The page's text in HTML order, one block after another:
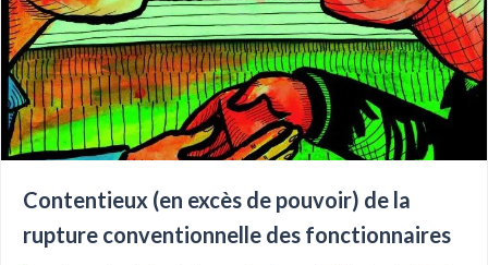
Contentieux (en excès de pouvoir) de la
rupture conventionnelle des fonctionnaires